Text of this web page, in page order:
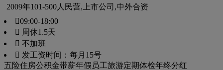
2009年101-500人 民营,上市公司,中外合资
09:00-18:00
 周休1.5天
 不加班
 发工资时间：每月15号
五险住房公积金带薪年假 员工旅游定期体检年终分红